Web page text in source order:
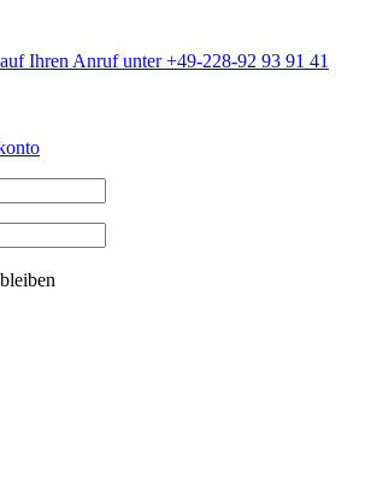
Ihren Anruf unter +49-228-92 93 91 41